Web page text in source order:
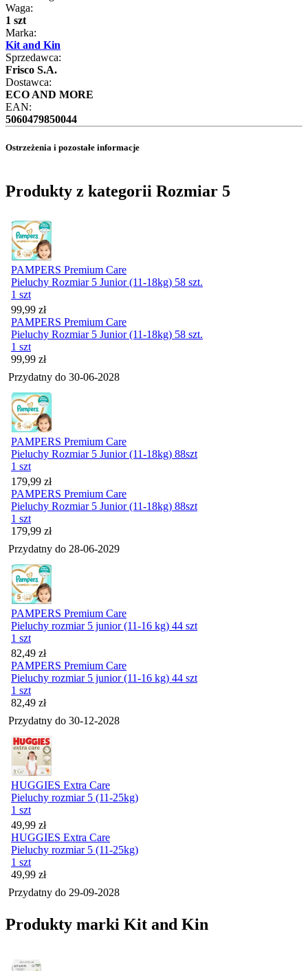
Waga:
1 szt
Marka:
Kit and Kin
Sprzedawca:
Frisco S.A.
Dostawca:
ECO AND MORE
EAN:
5060479850044
Ostrzeżenia i pozostałe informacje
Produkty z kategorii Rozmiar 5
PAMPERS Premium Care
Pieluchy Rozmiar 5 Junior (11-18kg) 58 szt.
1 szt
Cena
99,99 zł
PAMPERS Premium Care
Pieluchy Rozmiar 5 Junior (11-18kg) 58 szt.
1 szt
Cena
99,99 zł
Przydatny do 30-06-2028
PAMPERS Premium Care
Pieluchy Rozmiar 5 Junior (11-18kg) 88szt
1 szt
Cena
179,99 zł
PAMPERS Premium Care
Pieluchy Rozmiar 5 Junior (11-18kg) 88szt
1 szt
Cena
179,99 zł
Przydatny do 28-06-2029
PAMPERS Premium Care
Pieluchy rozmiar 5 junior (11-16 kg) 44 szt
1 szt
Cena
82,49 zł
PAMPERS Premium Care
Pieluchy rozmiar 5 junior (11-16 kg) 44 szt
1 szt
Cena
82,49 zł
Przydatny do 30-12-2028
HUGGIES Extra Care
Pieluchy rozmiar 5 (11-25kg)
1 szt
Cena
49,99 zł
HUGGIES Extra Care
Pieluchy rozmiar 5 (11-25kg)
1 szt
Cena
49,99 zł
Przydatny do 29-09-2028
Produkty marki Kit and Kin